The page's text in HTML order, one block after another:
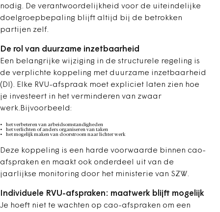
nodig. De verantwoordelijkheid voor de uiteindelijke
doelgroepbepaling blijft altijd bij de betrokken
partijen zelf.
De rol van duurzame inzetbaarheid
Een belangrijke wijziging in de structurele regeling is
de verplichte koppeling met duurzame inzetbaarheid
(DI). Elke RVU-afspraak moet expliciet laten zien hoe
je investeert in het verminderen van zwaar
werk.Bijvoorbeeld:
het verbeteren van arbeidsomstandigheden
het verlichten of anders organiseren van taken
het mogelijk maken van doorstroom naar lichter werk
Deze koppeling is een harde voorwaarde binnen cao-
afspraken en maakt ook onderdeel uit van de
jaarlijkse monitoring door het ministerie van SZW.
Individuele RVU-afspraken: maatwerk blijft mogelijk
Je hoeft niet te wachten op cao-afspraken om een